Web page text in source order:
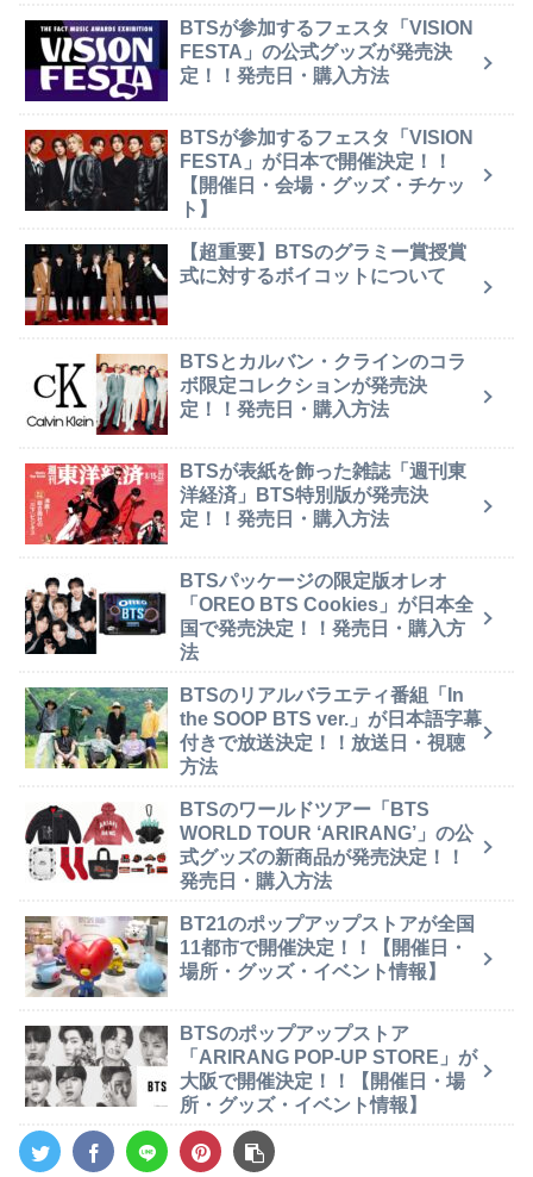
BTSが参加するフェスタ「VISION
FESTA」の公式グッズが発売決
定！！発売日・購入方法
BTSが参加するフェスタ「VISION
FESTA」が日本で開催決定！！
【開催日・会場・グッズ・チケッ
ト】
【超重要】BTSのグラミー賞授賞
式に対するボイコットについて
BTSとカルバン・クラインのコラ
ボ限定コレクションが発売決
定！！発売日・購入方法
BTSが表紙を飾った雑誌「週刊東
洋経済」BTS特別版が発売決
定！！発売日・購入方法
BTSパッケージの限定版オレオ
「OREO BTS Cookies」が日本全
国で発売決定！！発売日・購入方
法
BTSのリアルバラエティ番組「In
the SOOP BTS ver.」が日本語字幕
付きで放送決定！！放送日・視聴
方法
BTSのワールドツアー「BTS
WORLD TOUR ‘ARIRANG’」の公
式グッズの新商品が発売決定！！
発売日・購入方法
BT21のポップアップストアが全国
11都市で開催決定！！【開催日・
場所・グッズ・イベント情報】
BTSのポップアップストア
「ARIRANG POP-UP STORE」が
大阪で開催決定！！【開催日・場
所・グッズ・イベント情報】